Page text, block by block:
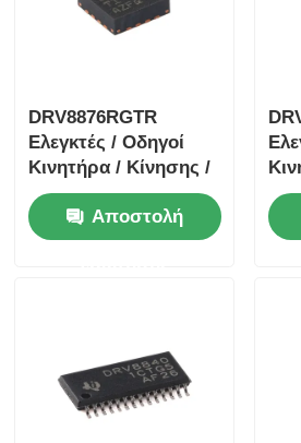
DRV8876RGTR
Ελεγκτές / Οδηγοί
Κινητήρα / Κίνησης /
Ανάφλεξης 40-V 3.5-A
Οδηγός Κινητήρα
Γέφυρας Η Με
Αποστολή